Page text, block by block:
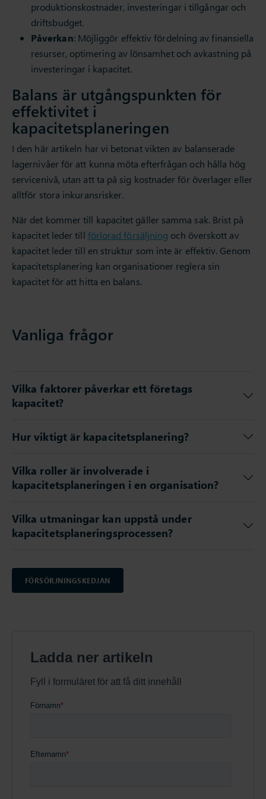
produktionskostnader, investeringar i tillgångar och
driftsbudget.
Påverkan: Möjliggör effektiv fördelning av finansiella
resurser, optimering av lönsamhet och avkastning på
investeringar i kapacitet.
Balans är utgångspunkten för
effektivitet i
kapacitetsplaneringen
I den här artikeln har vi betonat vikten av balanserade
lagernivåer för att kunna möta efterfrågan och hålla hög
servicenivå, utan att ta på sig kostnader för överlager eller
alltför stora inkuransrisker.
När det kommer till kapacitet gäller samma sak. Brist på
kapacitet leder till förlorad försäljning och överskott av
kapacitet leder till en struktur som inte är effektiv. Genom
kapacitetsplanering kan organisationer reglera sin
kapacitet för att hitta en balans.
Vanliga frågor
Vilka faktorer påverkar ett företags
kapacitet?
Hur viktigt är kapacitetsplanering?
Vilka roller är involverade i
kapacitetsplaneringen i en organisation?
Vilka utmaningar kan uppstå under
kapacitetsplaneringsprocessen?
FÖRSÖRJNINGSKEDJAN